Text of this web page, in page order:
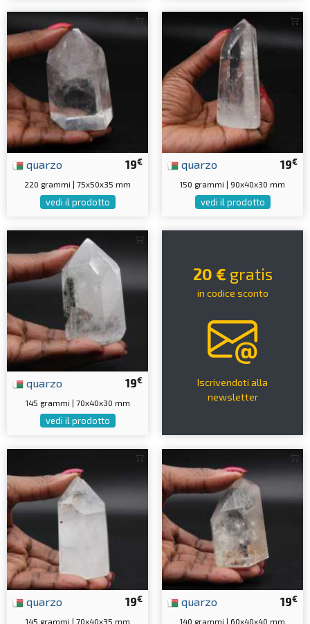
19€
quarzo
220 grammi | 75x50x35 mm
vedi il prodotto
19€
quarzo
150 grammi | 90x40x30 mm
vedi il prodotto
19€
quarzo
145 grammi | 70x40x30 mm
vedi il prodotto
20 € gratis
in codice sconto
Iscrivendoti alla
newsletter
19€
quarzo
145 grammi | 70x40x35 mm
19€
quarzo
140 grammi | 60x40x40 mm